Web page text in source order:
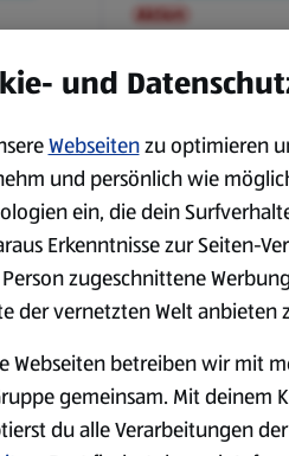
g,
Aktion
Frischei-Nudeln
Muscheln
(2,98 €/1 kg)
1,49 €¹
1 2
Sortiment nur in begrenzter Anzahl
und
Webseitenzu optimieren
und persönlich wie
ein, die dein
Erkenntnisse zur Seiten-
zugeschnittene
der vernetzten Welt anbieten
Webseiten betreiben wir mit
gemeinsam. Mit deinem
du alle Verarbeitungen